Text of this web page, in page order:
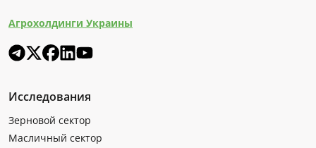
Агрохолдинги Украины
Исследования
Зерновой сектор
Масличный сектор